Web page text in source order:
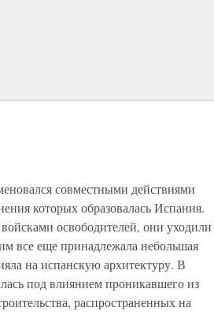
совместными действиями
которых образовалась Испания.
освободителей, они уходили
все еще принадлежала небольшая
на испанскую архитектуру. В
под влиянием проникавшего из
распространенных на